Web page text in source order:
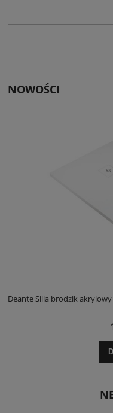
NOWOŚCI
Deante Silia brodzik